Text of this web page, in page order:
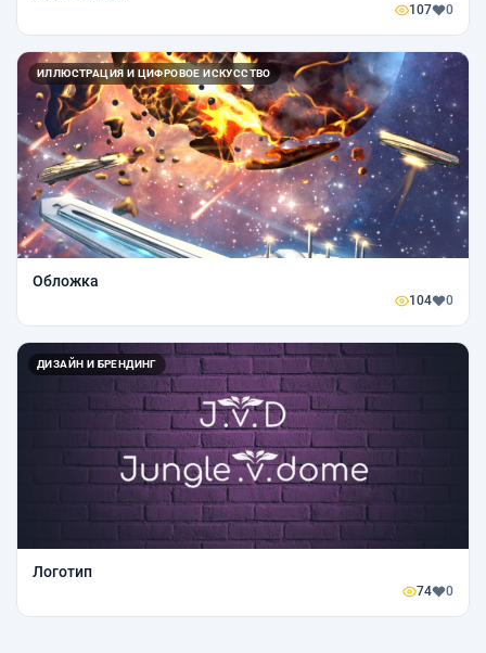
107 0
ИЛЛЮСТРАЦИЯ И ЦИФРОВОЕ ИСКУССТВО
Обложка
104 0
ДИЗАЙН И БРЕНДИНГ
Логотип
74 0